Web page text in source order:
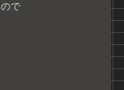
で